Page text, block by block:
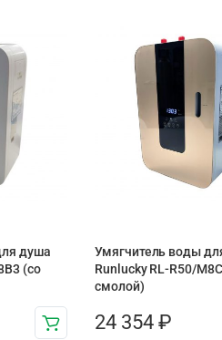
душа
(со
Умягчитель воды
Runlucky RL-R50/
смолой)
24 354 ₽